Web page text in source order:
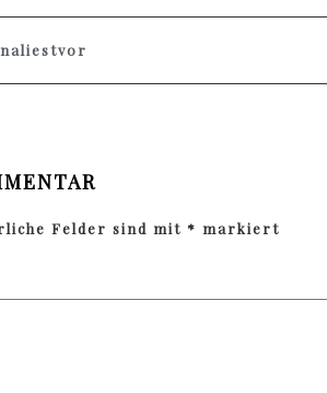
Felder sind mit * markiert